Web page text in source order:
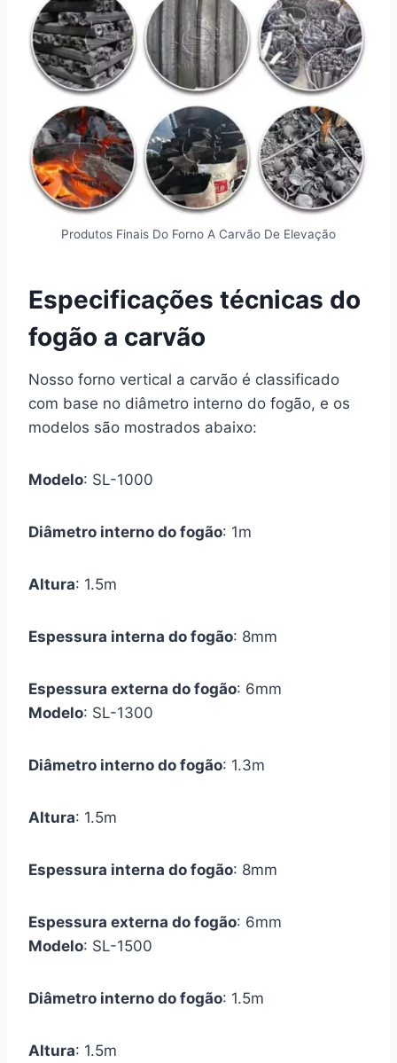
Produtos Finais Do Forno A Carvão De Elevação
Especificações técnicas do
fogão a carvão
Nosso forno vertical a carvão é classificado
com base no diâmetro interno do fogão, e os
modelos são mostrados abaixo:
Modelo: SL-1000
Diâmetro interno do fogão: 1m
Altura: 1.5m
Espessura interna do fogão: 8mm
Espessura externa do fogão: 6mm
Modelo: SL-1300
Diâmetro interno do fogão: 1.3m
Altura: 1.5m
Espessura interna do fogão: 8mm
Espessura externa do fogão: 6mm
Modelo: SL-1500
Diâmetro interno do fogão: 1.5m
Altura: 1.5m